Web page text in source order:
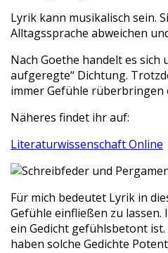
Lyrik kann musikalisch sein.
Alltagssprache abweichen
Nach Goethe handelt es sich
aufgeregte“ Dichtung.
immer Gefühle rüberbringen
Näheres findet ihr auf:
Literaturwissenschaft Online
Für mich bedeutet Lyrik in
Gefühle einfließen zu lassen.
ein Gedicht gefühlsbetont ist.
haben solche Gedichte